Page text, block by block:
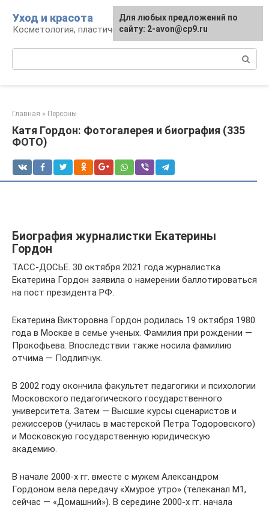
контенту
Уход и красота
Косметология, пластическая хирургия, уход
Главная » Персоны
Катя Гордон: Фотогалерея и биография (335
ФОТО)
Биография журналистки Екатерины
Гордон
ТАСС-ДОСЬЕ. 30 октября 2021 года журналистка
Екатерина Гордон заявила о намерении баллотироваться
на пост президента РФ.
Екатерина Викторовна Гордон родилась 19 октября 1980
года в Москве в семье ученых. Фамилия при рождении —
Прокофьева. Впоследствии также носила фамилию
отчима — Подлипчук.
В 2002 году окончила факультет педагогики и психологии
Московского педагогического государственного
университета. Затем — Высшие курсы сценаристов и
режиссеров (училась в мастерской Петра Тодоровского)
и Московскую государственную юридическую
академию.
В начале 2000-х гг. вместе с мужем Александром
Гордоном вела передачу «Хмурое утро» (телеканал М1,
сейчас — «Домашний»). В середине 2000-х гг. начала
Для любых предложений по
сайту: 2-avon@cp9.ru